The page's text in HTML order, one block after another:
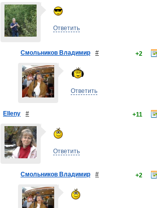
Ответить
Смольников Владимир # +2
Ответить
Elleny # +11
Ответить
Смольников Владимир # +2